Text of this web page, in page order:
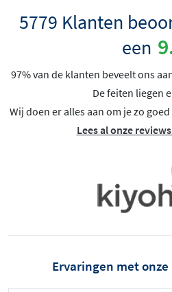
5779 Klanten
een
97% van de klanten beveelt ons
De feiten liegen
Wij doen er alles aan om je zo
Lees al onze
Ervaringen met